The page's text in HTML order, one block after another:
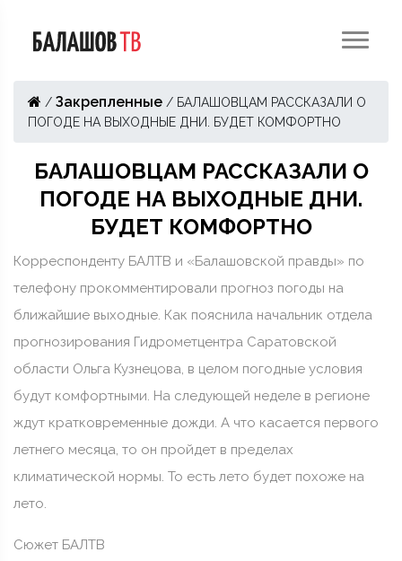
/ Закрепленные / БАЛАШОВЦАМ РАССКАЗАЛИ О
ПОГОДЕ НА ВЫХОДНЫЕ ДНИ. БУДЕТ КОМФОРТНО
БАЛАШОВЦАМ РАССКАЗАЛИ О
ПОГОДЕ НА ВЫХОДНЫЕ ДНИ.
БУДЕТ КОМФОРТНО
Корреспонденту БАЛТВ и «Балашовской правды» по
телефону прокомментировали прогноз погоды на
ближайшие выходные. Как пояснила начальник отдела
прогнозирования Гидрометцентра Саратовской
области Ольга Кузнецова, в целом погодные условия
будут комфортными. На следующей неделе в регионе
ждут кратковременные дожди. А что касается первого
летнего месяца, то он пройдет в пределах
климатической нормы. То есть лето будет похоже на
лето.
Сюжет БАЛТВ